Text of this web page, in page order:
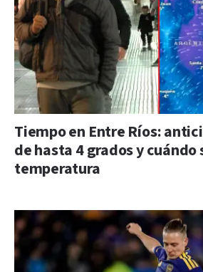
Tiempo en Entre Ríos:
de hasta 4 grados y cuándo
temperatura